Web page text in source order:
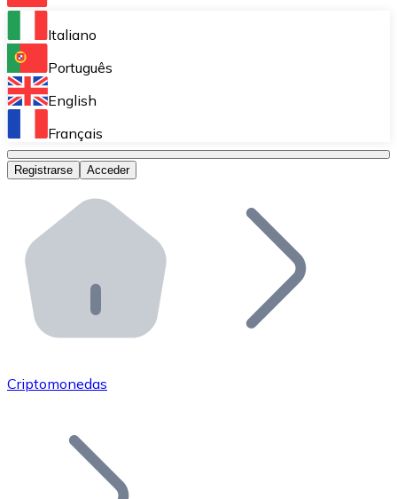
Bitnovo Ramp
Integra nuestra solución en tu plataforma.
Bitnovo Giftcards
Bitnovo OTC
Bitnovo ATM
Integra un ATM Bitnovo en tu negocio y permite que
Bitnovo API
Integra nuestra API en tu ecosistema.
Únete a nuestra red de distribuidores.
Añade tu proyecto a nuestro ecosistema.
Italiano
Português
English
Français
Registrarse Acceder
Criptomonedas